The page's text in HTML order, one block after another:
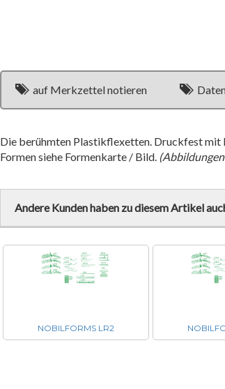
auf Merkzettel notieren
Die berühmten Plastikflexetten. Druckfest
Formen siehe Formenkarte / Bild.
Andere Kunden haben zu diesem Artikel
NOBILFORMS LR2